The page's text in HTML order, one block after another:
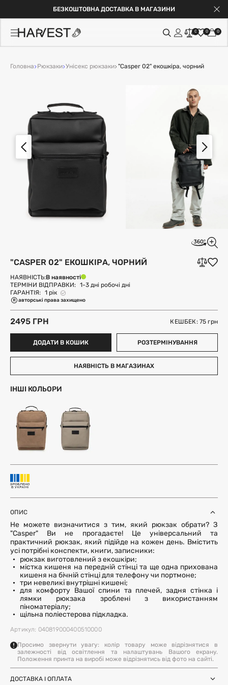
БЕЗКОШТОВНА ДОСТАВКА В МАГАЗИНИ
0 0 0
Головна Рюкзаки Унісекс рюкзаки "Casper 02" екошкіра, чорний
"CASPER 02" ЕКОШКІРА, ЧОРНИЙ
НАЯВНІСТЬ:В наявності
ТЕРМІНИ ВІДПРАВКИ: 1-3 дні робочі дні
ГАРАНТІЯ: 1 рік
авторські права захищено
2495 ГРН КЕШБЕК: 75грн
ДОДАТИ В КОШИК РОЗТЕРМІНУВАННЯ
НАЯВНІСТЬ В МАГАЗИНАХ
ІНШІ КОЛЬОРИ
ОПИС
Не можете визначитися з тим, який рюкзак обрати? З
"Casper" Ви не прогадаєте! Це універсальний та
практичний рюкзак, який підійде на кожен день. Вмістить
усі потрібні конспекти, книги, записники:
рюкзак виготовлений з екошкіри;
містка кишеня на передній стінці та ще одна прихована
кишеня на бічній стінці для телефону чи портмоне;
три невеликі внутрішні кишені;
для комфорту Вашої спини та плечей, задня стінка і
лямки рюкзака зроблені з використанням
піноматеріалу;
щільна поліестерова підкладка.
Артикул: 040819000400510000
Просимо звернути увагу: колір товару може відрізнятися в
залежності від освітлення та налаштувань Вашого екрану.
Положення принта на виробі може відрізнятись від фото на сайті.
ДОСТАВКА І ОПЛАТА